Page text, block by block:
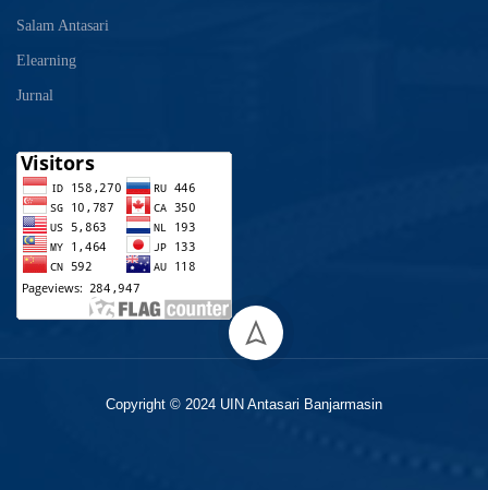
Salam Antasari
Elearning
Jurnal
Copyright © 2024 UIN Antasari Banjarmasin